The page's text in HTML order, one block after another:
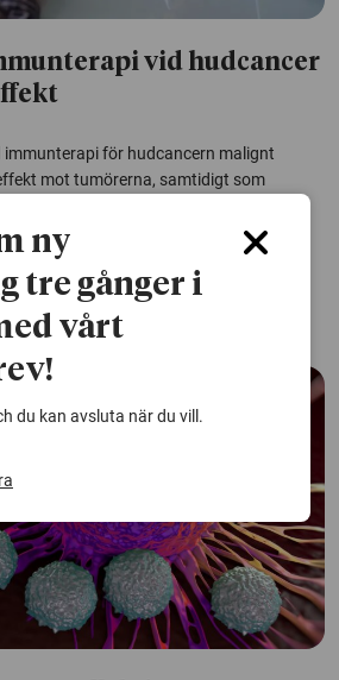
vid hudcancer
immunterapi för hudcancern malignt
mot tumörerna, samtidigt som
visar en studie från Karolinska
ny
tre gånger i
vårt
du kan avsluta när du vill.